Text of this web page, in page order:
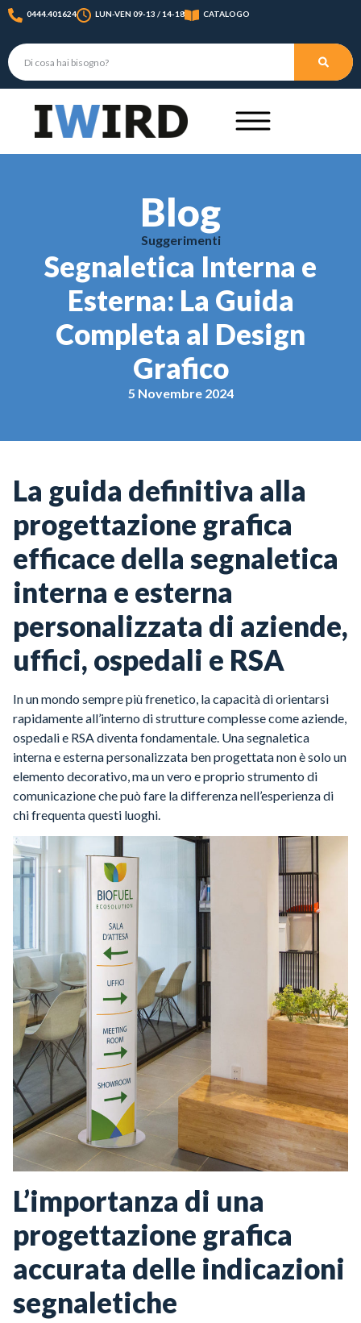
0444.401624 LUN-VEN 09-13 / 14-18 CATALOGO
Blog
Suggerimenti
Segnaletica Interna e
Esterna: La Guida
Completa al Design
Grafico
5 Novembre 2024
La guida definitiva alla
progettazione grafica
efficace della segnaletica
interna e esterna
personalizzata di aziende,
uffici, ospedali e RSA
In un mondo sempre più frenetico, la capacità di orientarsi
rapidamente all’interno di strutture complesse come aziende,
ospedali e RSA diventa fondamentale. Una segnaletica
interna e esterna personalizzata ben progettata non è solo un
elemento decorativo, ma un vero e proprio strumento di
comunicazione che può fare la differenza nell’esperienza di
chi frequenta questi luoghi.
L’importanza di una
progettazione grafica
accurata delle indicazioni
segnaletiche